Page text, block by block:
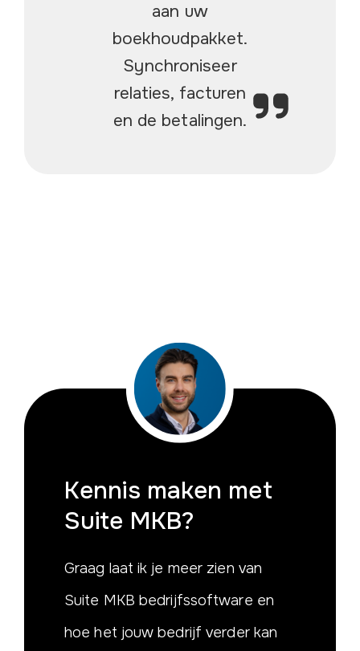
aan uw
boekhoudpakket.
Synchroniseer
relaties, facturen
en de betalingen.
Kennis maken met
Suite MKB?
Graag laat ik je meer zien van
Suite MKB bedrijfssoftware en
hoe het jouw bedrijf verder kan